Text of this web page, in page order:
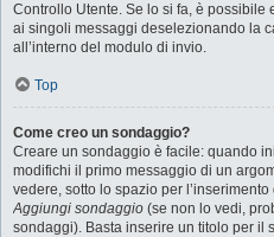
Controllo Utente. Se lo si fa, è
ai singoli messaggi deselezionando la
all’interno del modulo di invio.
Top
Come creo un sondaggio?
Creare un sondaggio è facile: quando
modifichi il primo messaggio di un
vedere, sotto lo spazio per
Aggiungi sondaggio (se non lo vedi,
sondaggi). Basta inserire un titolo per il